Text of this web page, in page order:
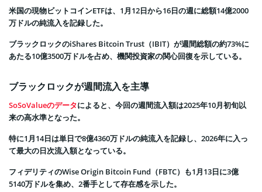
米国の現物ビットコインETFは、1月12日から16日の週に総額14億2000
万ドルの純流入を記録した。
ブラックロックのiShares Bitcoin Trust（IBIT）が週間総額の約73%に
あたる10億3500万ドルを占め、機関投資家の関心回復を示している。
ブラックロックが週間流入を主導
SoSoValueのデータによると、今回の週間流入額は2025年10月初旬以
来の高水準となった。
特に1月14日は単日で8億4360万ドルの純流入を記録し、2026年に入っ
て最大の日次流入額となっている。
フィデリティのWise Origin Bitcoin Fund（FBTC）も1月13日に3億
5140万ドルを集め、2番手として存在感を示した。